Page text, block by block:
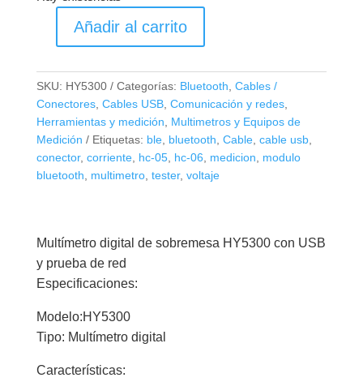
HY5300
Digital
Con
Probador
de
Cables
de
USB
cantidad
Añadir al carrito
SKU: HY5300 Categorías: Bluetooth Cables /
Conectores, Cables USB, Comunicación y redes,
Herramientas y medición
Multimetros y Equipos de
Medición
Etiquetas: ble, bluetooth Cable, cable usb,
conector, corriente, hc-05, hc-06 medicion
modulo
bluetooth
multimetro, tester, voltaje
Multímetro digital de sobremesa HY5300 con USB
y prueba de red
Especificaciones:
Modelo:HY5300
Tipo: Multímetro digital
Características: